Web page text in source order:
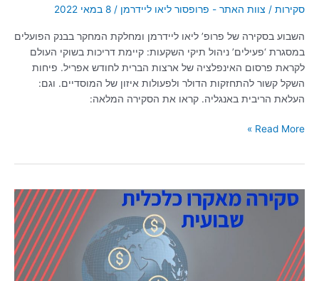
סקירות / צוות האתר - פרופסור ליאו ליידרמן / 8 במאי 2022
השבוע בסקירה של פרופ’ ליאו ליידרמן ומחלקת המחקר בבנק הפועלים
במסגרת ‘פעילים’ ניהול תיקי השקעות: קיימת דריכות בשוקי העולם
לקראת פרסום האינפלציה של ארצות הברית לחודש אפריל. פיחות
השקל קשור להתחזקות הדולר ולפעולות איזון של המוסדיים. וגם:
העלאת הריבית באנגליה. קראו את הסקירה המלאה:
Read More »
סקירה
שבועית
09/12/2020
|
הערכות:
בחירות